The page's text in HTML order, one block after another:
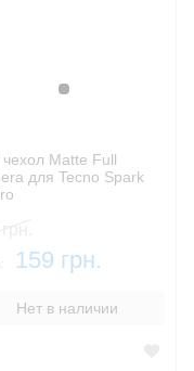
Черный
Matte Full
для Tecno Spark
159 грн.
Нет в наличии